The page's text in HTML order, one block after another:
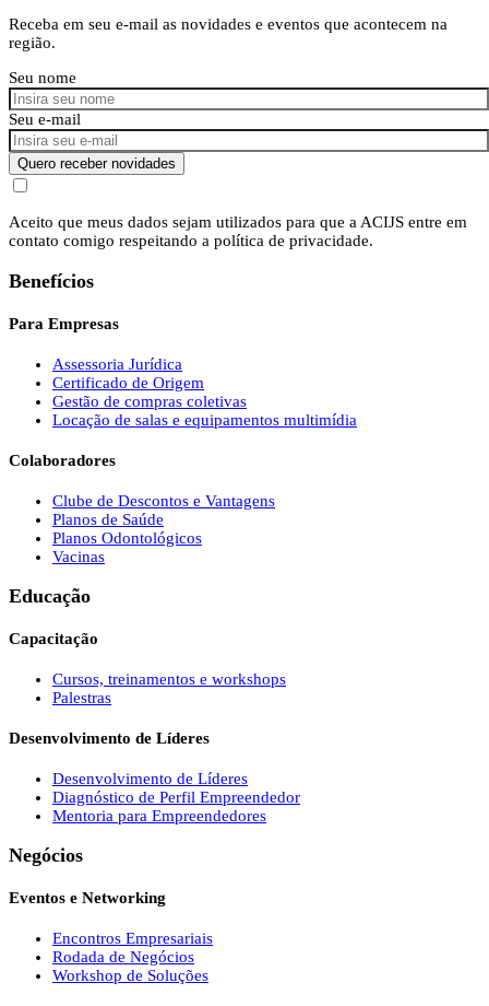
Receba em seu e-mail as novidades e eventos que acontecem na
região.
Seu nome
Seu e-mail
Quero receber novidades
Aceito que meus dados sejam utilizados para que a ACIJS entre em
contato comigo respeitando a política de privacidade.
Benefícios
Para Empresas
Assessoria Jurídica
Certificado de Origem
Gestão de compras coletivas
Locação de salas e equipamentos multimídia
Colaboradores
Clube de Descontos e Vantagens
Planos de Saúde
Planos Odontológicos
Vacinas
Educação
Capacitação
Cursos, treinamentos e workshops
Palestras
Desenvolvimento de Líderes
Desenvolvimento de Líderes
Diagnóstico de Perfil Empreendedor
Mentoria para Empreendedores
Negócios
Eventos e Networking
Encontros Empresariais
Rodada de Negócios
Workshop de Soluções